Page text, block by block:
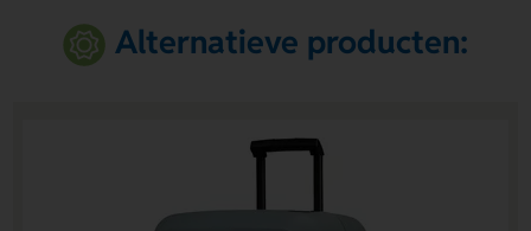
Alternatieve producten: